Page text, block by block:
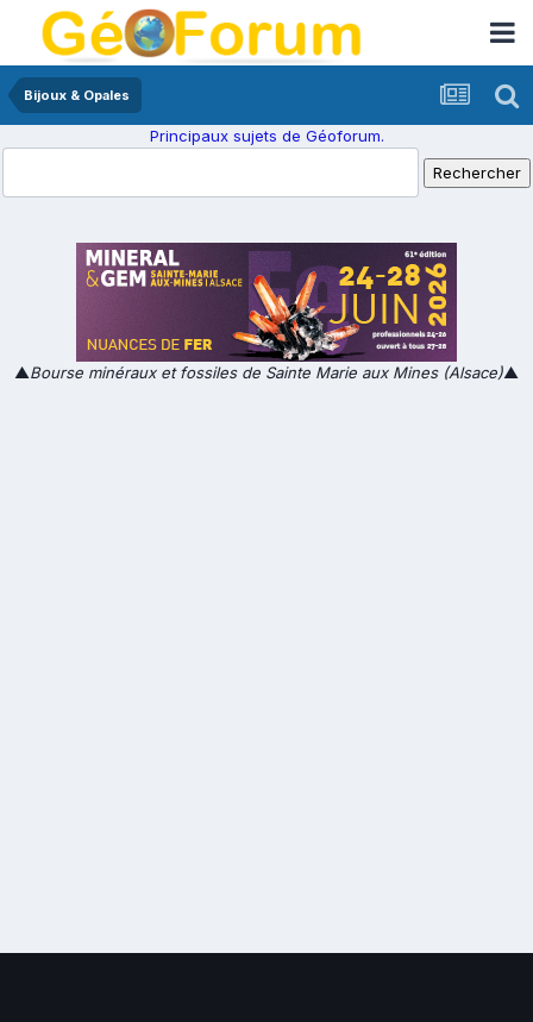
Bijoux & Opales
Principaux sujets de Géoforum.
▲Bourse minéraux et fossiles de Sainte Marie aux Mines (Alsace)▲